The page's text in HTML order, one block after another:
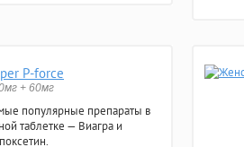
P-force
+ 60мг
популярные препараты в
таблетке — Виагра и